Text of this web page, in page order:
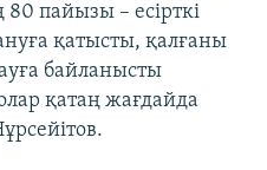
пайызы – есірткі
қатысты, қалғаны
байланысты
қатаң жағдайда